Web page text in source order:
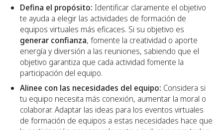
Defina el propósito: Identificar claramente el objetivo
te ayuda a elegir las actividades de formación de
equipos virtuales más eficaces. Si su objetivo es
generar confianza, fomente la creatividad o aporte
energía y diversión a las reuniones, sabiendo que el
objetivo garantiza que cada actividad fomente la
participación del equipo.
Alinee con las necesidades del equipo: Considera si
tu equipo necesita más conexión, aumentar la moral o
colaborar. Adaptar las ideas para los eventos virtuales
de formación de equipos a estas necesidades hace que